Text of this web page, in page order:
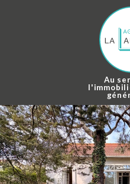
Au
Panneau de gestion des cookies